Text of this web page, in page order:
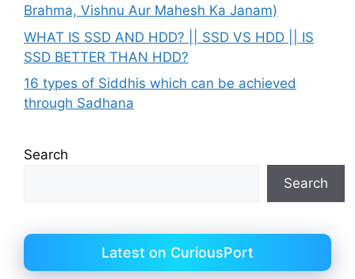
Brahma, Vishnu Aur Mahesh Ka Janam)
WHAT IS SSD AND HDD? || SSD VS HDD || IS
SSD BETTER THAN HDD?
16 types of Siddhis which can be achieved
through Sadhana
Search
Search
Latest on CuriousPort